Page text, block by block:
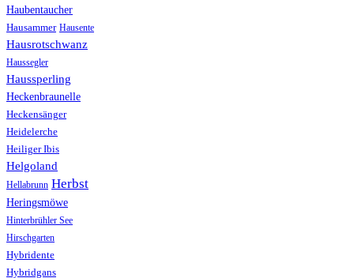
Haubentaucher
Hausammer Hausente
Hausrotschwanz
Haussegler
Haussperling
Heckenbraunelle
Heckensänger
Heidelerche
Heiliger Ibis
Helgoland
Hellabrunn Herbst
Heringsmöwe
Hinterbrühler See
Hirschgarten
Hybridente
Hybridgans